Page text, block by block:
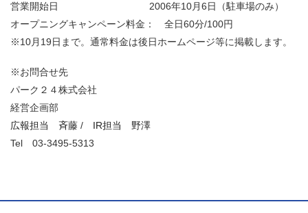
営業開始日
2006年10月6日（駐車場のみ）
オープニングキャンペーン料金： 全日60分/100円
※10月19日まで。通常料金は後日ホームページ等に掲載します。
※お問合せ先
パーク２４株式会社
経営企画部
広報担当 斉藤 / IR担当 野澤
Tel 03-3495-5313